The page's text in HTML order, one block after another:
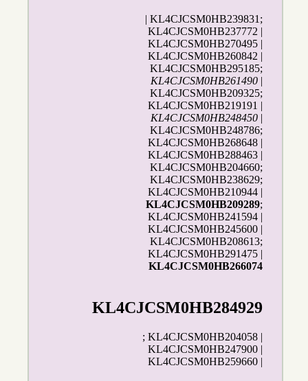
| KL4CJCSM0HB239831;
KL4CJCSM0HB237772 |
KL4CJCSM0HB270495 |
KL4CJCSM0HB260842 |
KL4CJCSM0HB295185;
KL4CJCSM0HB261490 |
KL4CJCSM0HB209325;
KL4CJCSM0HB219191 |
KL4CJCSM0HB248450 |
KL4CJCSM0HB248786;
KL4CJCSM0HB268648 |
KL4CJCSM0HB288463 |
KL4CJCSM0HB204660;
KL4CJCSM0HB238629;
KL4CJCSM0HB210944 |
KL4CJCSM0HB209289;
KL4CJCSM0HB241594 |
KL4CJCSM0HB245600 |
KL4CJCSM0HB208613;
KL4CJCSM0HB291475 |
KL4CJCSM0HB266074
KL4CJCSM0HB284929
; KL4CJCSM0HB204058 |
KL4CJCSM0HB247900 |
KL4CJCSM0HB259660 |